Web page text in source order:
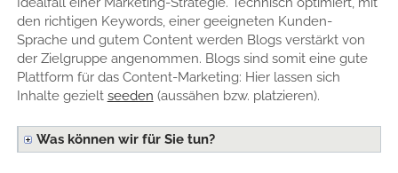
den richtigen Keywords, einer geeigneten Kunden-
Sprache und gutem Content werden Blogs verstärkt von
der Zielgruppe angenommen. Blogs sind somit eine gute
Plattform für das Content-Marketing: Hier lassen sich
Inhalte gezielt seeden (aussähen bzw. platzieren).
Was können wir für Sie tun?